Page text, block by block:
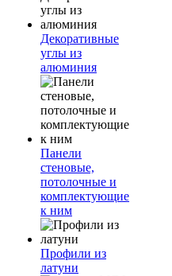
Декоративные
углы из
алюминия
Панели
стеновые,
потолочные и
комплектующие
к ним
Профили из
латуни